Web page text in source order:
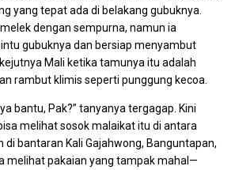
yang tepat ada di belakang gubuknya.
dengan sempurna, namun ia
gubuknya dan bersiap menyambut
Mali ketika tamunya itu adalah
rambut klimis seperti punggung kecoa.
bantu, Pak?” tanyanya tergagap. Kini
melihat sosok malaikat itu di antara
bantaran Kali Gajahwong, Banguntapan,
melihat pakaian yang tampak mahal—